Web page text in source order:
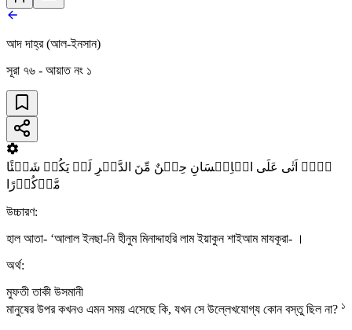
আদ দাহ্‌র (আল-ইনসান)
সূরা ৭৬ - আয়াত নং ১
ہَلۡ اَتٰی عَلَی الۡاِنۡسَانِ حِیۡنٌ مِّنَ الدَّہۡرِ لَمۡ یَکُنۡ شَیۡئًا
مَّذۡکُوۡرًا
উচ্চারণ:
হাল আতা- ‘আলাল ইনছা-নি হীনুম মিনাদ্দাহরি লাম ইয়াকুন শাইআম মাযকূরা- ।
অর্থ:
মুফতী তাকী উসমানী
মানুষের উপর কখনও এমন সময় এসেছে কি, যখন সে উল্লেখযোগ্য কোন বস্তু ছিল না? ১